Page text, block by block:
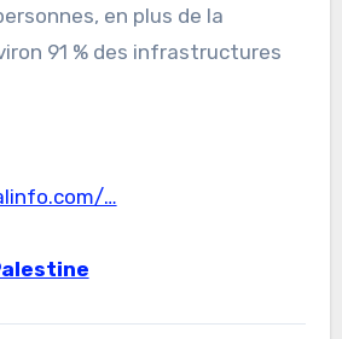
en plus de la
91 % des infrastructures
…